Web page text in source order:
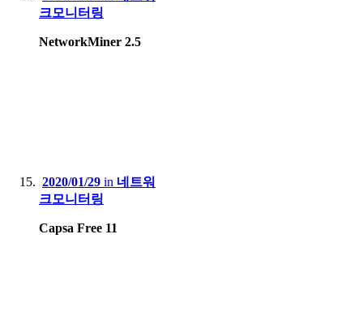
크모니터링
NetworkMiner 2.5
2020/01/29 in 네트워
크모니터링
Capsa Free 11